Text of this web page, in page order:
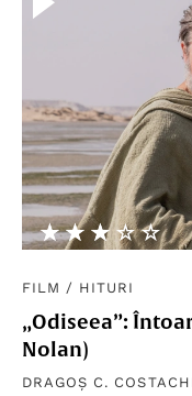
★★★★★
☆☆☆☆☆
FILM / HITURI
„Odiseea”:
Nolan)
DRAGOȘ C.